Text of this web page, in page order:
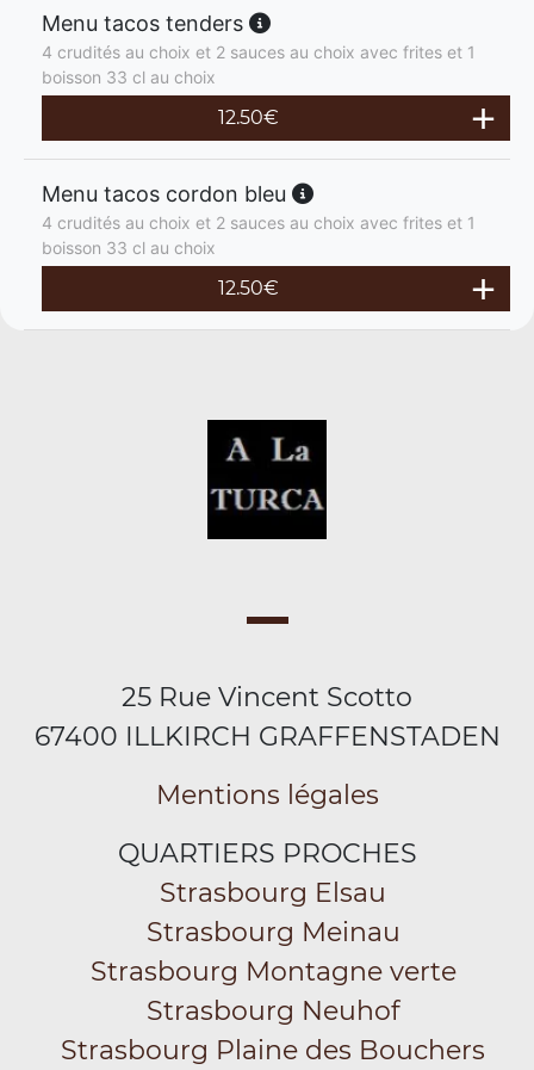
Menu tacos tenders
4 crudités au choix et 2 sauces au choix avec frites et 1
boisson 33 cl au choix
12.50€
Menu tacos cordon bleu
4 crudités au choix et 2 sauces au choix avec frites et 1
boisson 33 cl au choix
12.50€
25 Rue Vincent Scotto
67400 ILLKIRCH GRAFFENSTADEN
Mentions légales
QUARTIERS PROCHES
Strasbourg Elsau
Strasbourg Meinau
Strasbourg Montagne verte
Strasbourg Neuhof
Strasbourg Plaine des Bouchers